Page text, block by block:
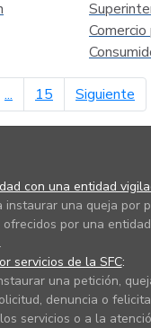
... 15 Siguiente
con una entidad
instaurar una queja por
ofrecidos por una
servicios de la SFC:
una petición,
denuncia o
servicios o a la